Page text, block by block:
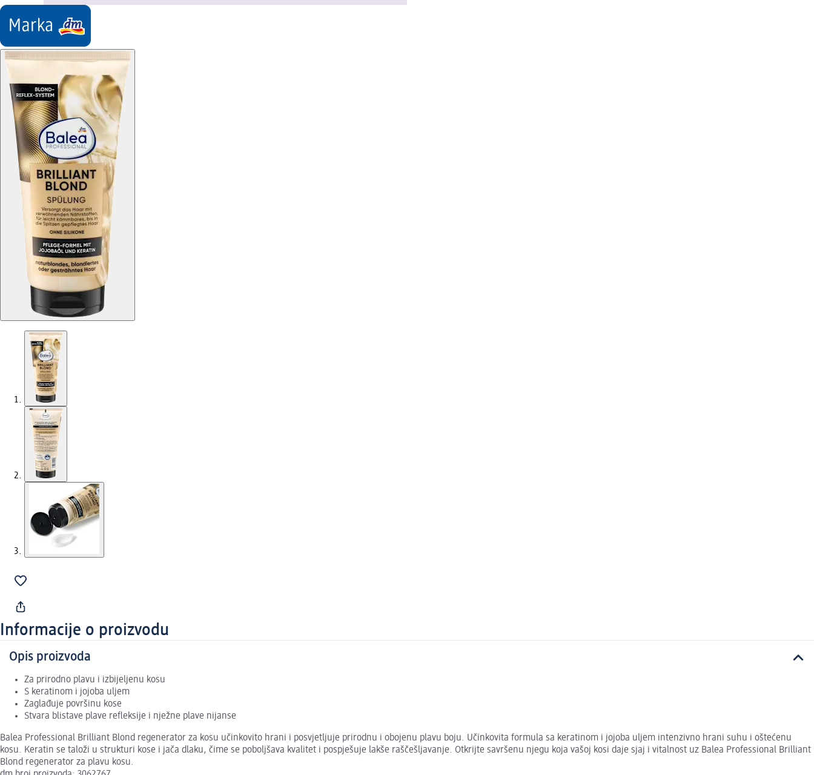
Informacije o proizvodu
Opis proizvoda
Za prirodno plavu i izbijeljenu kosu
S keratinom i jojoba uljem
Zaglađuje površinu kose
Stvara blistave plave refleksije i nježne plave nijanse
Balea Professional Brilliant Blond regenerator za kosu učinkovito hrani i posvjetljuje prirodnu i obojenu plavu boju. Učinkovita formula sa keratinom i jojoba uljem intenzivno hrani suhu i oštećenu
kosu. Keratin se taloži u strukturi kose i jača dlaku, čime se poboljšava kvalitet i pospješuje lakše raščešljavanje. Otkrijte savršenu njegu koja vašoj kosi daje sjaj i vitalnost uz Balea Professional Brilliant
Blond regenerator za plavu kosu.